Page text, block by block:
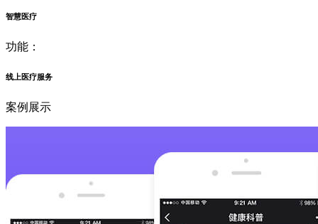
智慧医疗
功能：
线上医疗服务
案例展示